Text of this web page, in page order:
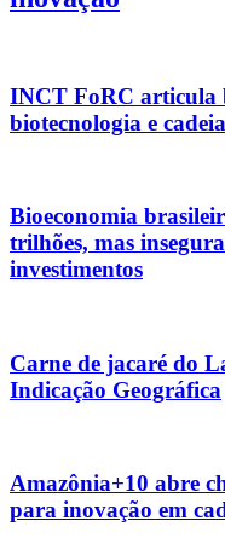
INCT FoRC articula
biotecnologia e
Bioeconomia
trilhões, mas
investimentos
Carne de jacaré do
Indicação Geográfica
Amazônia+10 abre
para inovação em